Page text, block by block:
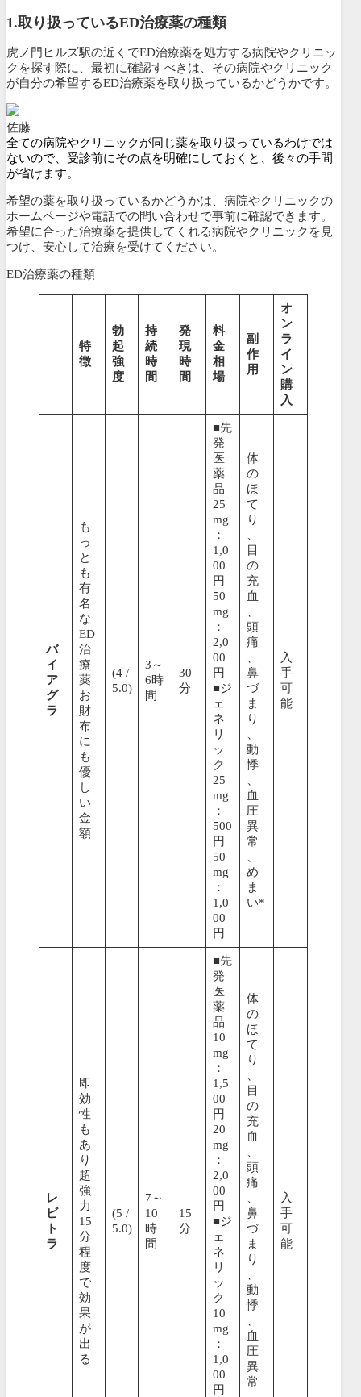
1.取り扱っているED治療薬の種類
虎ノ門ヒルズ駅の近くでED治療薬を処方する病院やクリニッ
クを探す際に、最初に確認すべきは、その病院やクリニック
が自分の希望するED治療薬を取り扱っているかどうかです。
佐藤
全ての病院やクリニックが同じ薬を取り扱っているわけでは
ないので、受診前にその点を明確にしておくと、後々の手間
が省けます。
希望の薬を取り扱っているかどうかは、病院やクリニックの
ホームページや電話での問い合わせで事前に確認できます。
希望に合った治療薬を提供してくれる病院やクリニックを見
つけ、安心して治療を受けてください。
ED治療薬の種類
特
徴
勃
起
強
度
持
続
時
間
発
現
時
間
料
金
相
場
副
作
用
オ
ン
ラ
イ
ン
購
入
バ
イ
ア
グ
ラ
も
っ
と
も
有
名
な
ED
治
療
薬
お
財
布
に
も
優
し
い
金
額
(4 /
5.0)
3～
6時
間
30
分
■先
発
医
薬
品
25
mg
：
1,0
00
円
50
mg
：
2,0
00
円
■ジ
ェ
ネ
リ
ッ
ク
25
mg
：
500
円
50
mg
：
1,0
00
円
体
の
ほ
て
り
目
の
充
血
頭
痛
鼻
づ
ま
り
動
悸
血
圧
異
常
め
ま
い*
入
手
可
能
レ
ビ
ト
ラ
即
効
性
も
あ
り
超
強
力
15
分
程
度
で
効
果
が
出
る
(5 /
5.0)
7～
10
時
間
15
分
■先
発
医
薬
品
10
mg
：
1,5
00
円
20
mg
：
2,0
00
円
■ジ
ェ
ネ
リ
ッ
ク
10
mg
：
1,0
00
円
体
の
ほ
て
り
目
の
充
血
頭
痛
鼻
づ
ま
り
動
悸
血
圧
異
常
入
手
可
能